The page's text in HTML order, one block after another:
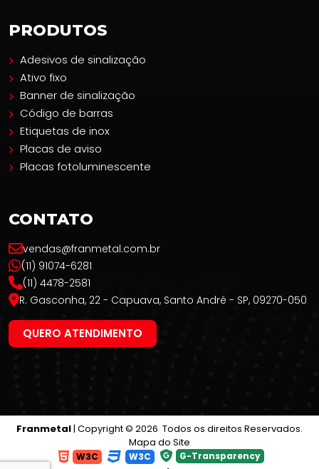
PRODUTOS
Adesivos de sinalização
Ativo fixo
Banner de sinalização
Código de barras
Etiquetas de inox
Placas de aviso
Placas fotoluminescente
CONTATO
vendas@franmetal.com.br
(11) 91074-6281
(11) 4478-2581
R. Gasconha, 22 - Capuava, Santo André - SP, 09270-050
QUERO ATENDIMENTO
Franmetal| Copyright © 2026 Todos os direitos Reservados.
Mapa do Site
W3C W3C G-Transparency